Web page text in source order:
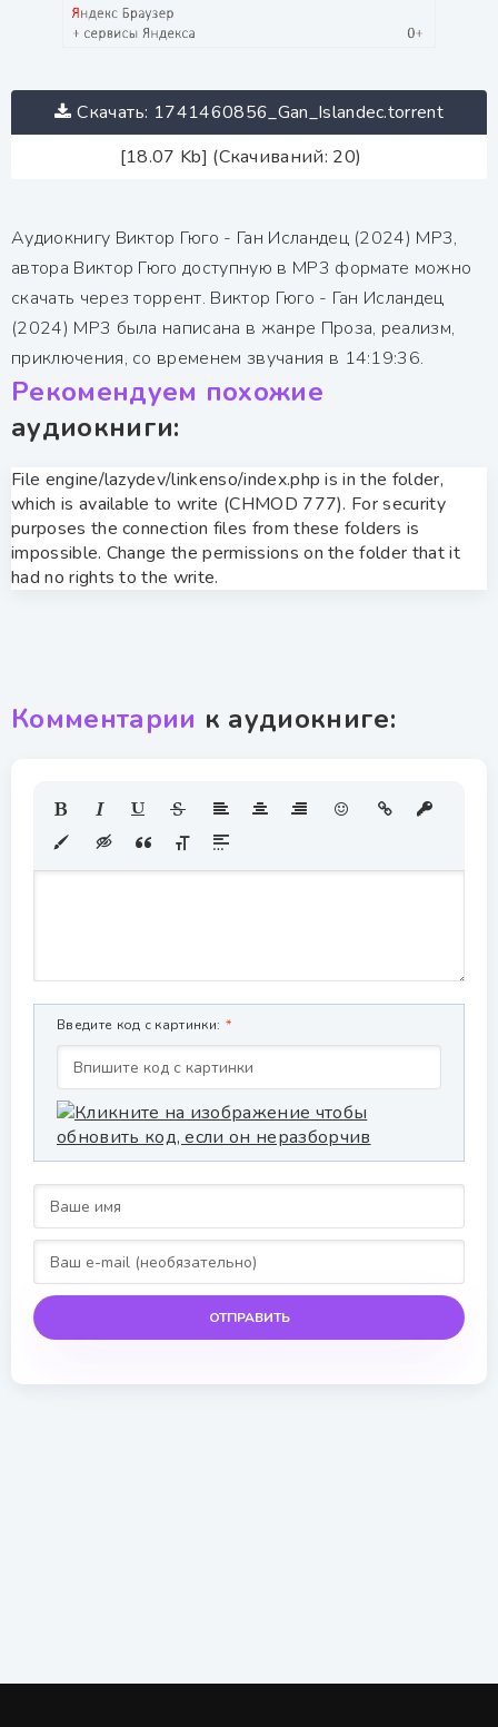
Скачать: 1741460856_Gan_Islandec.torrent
[18.07 Kb] (Скачиваний: 20)
Аудиокнигу Виктор Гюго - Ган Исландец (2024) MP3,
автора Виктор Гюго доступную в MP3 формате можно
скачать через торрент. Виктор Гюго - Ган Исландец
(2024) MP3 была написана в жанре Проза, реализм,
приключения, со временем звучания в 14:19:36.
Рекомендуем похожие
аудиокниги:
File engine/lazydev/linkenso/index.php is in the folder,
which is available to write (CHMOD 777). For security
purposes the connection files from these folders is
impossible. Change the permissions on the folder that it
had no rights to the write.
Комментарии к аудиокниге:
Введите код с картинки:
ОТПРАВИТЬ